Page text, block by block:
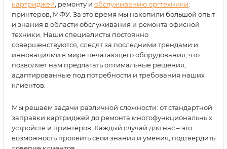
картриджей , ремонту и обслуживанию оргтехники:
принтеров, МФУ. За это время мы накопили большой опыт
и знания в области обслуживания и ремонта офисной
техники. Наши специалисты постоянно
совершенствуются, следят за последними трендами и
инновациями в мире печатающего оборудования, что
позволяет нам предлагать оптимальные решения,
адаптированные под потребности и требования наших
клиентов.
Мы решаем задачи различной сложности: от стандартной
заправки картриджей до ремонта многофункциональных
устройств и принтеров. Каждый случай для нас – это
возможность проявить свои знания и умения, подтвердить